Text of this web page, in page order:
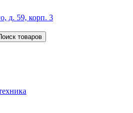
д. 59, корп. 3
товаров